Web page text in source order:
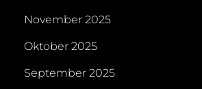
November 2025
Oktober 2025
September 2025